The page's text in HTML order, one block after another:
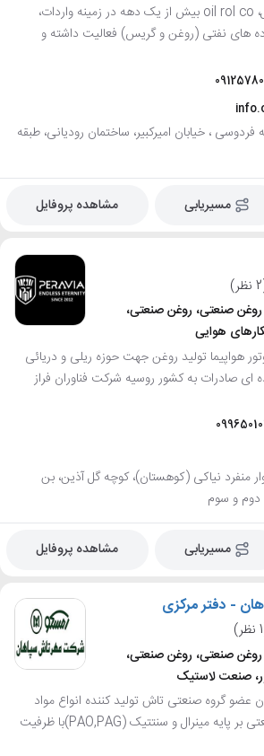
کالای صنعتی اویل رول، oil rol co بیش از یک دهه در زمینه واردات،
های نفتی (روغن و گریس) فعالیت داشته و
12، محله فردوسی ، خیابان امیرکبیر، ساختمان رودیانی، طبقه
مسیریابی مشاهده پروفایل
روغن صنعتی، روغن صنعتی،
هوایی
هواپیما تولید روغن جهت حوزه ریلی و دریائی
ای صادرات به کشور روسیه شرکت فناوران فراز
منفرد نیاکی (کوهستان)، کوچه گل آذین، بن
مسیریابی مشاهده پروفایل
- دفتر مرکزی
روغن صنعتی، روغن صنعتی،
صنعت لاستیک
گروه صنعتی تاش تولید کننده انواع مواد
شیمیایی و روانکارهای صنعتی بر پایه مینرال و سنتتیک (PAO,PAG)با ظرفیت